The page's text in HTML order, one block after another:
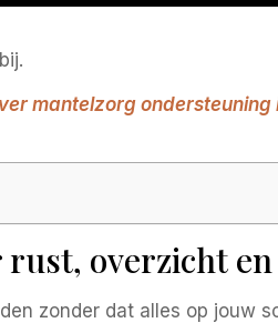
mantelzorg ondersteuning
overzicht
zonder dat alles op jouw